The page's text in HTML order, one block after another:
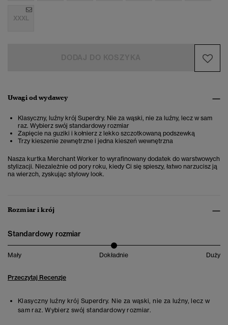
XXXL
Uwagi od wydawcy
Klasyczny, luźny krój Superdry. Nie za wąski, nie za luźny, lecz w sam
raz. Wybierz swój standardowy rozmiar
Zapięcie na guziki i kołnierz z lekko szczotkowaną podszewką
Trzy kieszenie zewnętrzne i jedna kieszeń wewnętrzna
Nasza kurtka Merchant Worker to wyrafinowany dodatek do warstwowych
stylizacji. Niezależnie od pory roku, kiedy Ci się spieszy, łatwo narzucisz ją
na wierzch, zyskując stylowy look.
Rozmiar i krój
Standardowy rozmiar
Mały Dokładnie Duży
Przeczytaj Recenzje
Klasyczny luźny krój Superdry. Nie za wąski, nie za luźny, lecz w
sam raz. Wybierz swój standardowy rozmiar.